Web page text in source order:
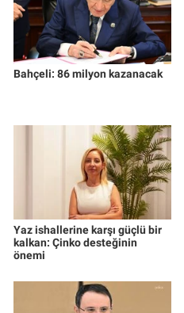
Bahçeli: 86 milyon kazanacak
Yaz ishallerine karşı güçlü bir
kalkan: Çinko desteğinin
önemi